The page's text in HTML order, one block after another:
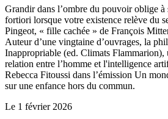
Grandir dans l’ombre du pouvoir oblige à
fortiori lorsque votre existence relève du
Pingeot, « fille cachée » de François
Auteur d’une vingtaine d’ouvrages, la
Inappropriable (ed. Climats Flammarion),
relation entre l’homme et l'intelligence
Rebecca Fitoussi dans l’émission Un
sur une enfance hors du commun.
Le 1 février 2026